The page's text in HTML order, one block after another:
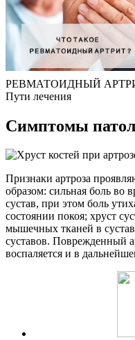
РЕВМАТОИДНЫЙ АРТРИТ
Пути лечения
Симптомы
Признаки артроза
образом: сильная боль во
сустав, при этом боль
состоянии покоя; хруст
мышечных тканей в
суставов. Поврежденный
воспаляется и в